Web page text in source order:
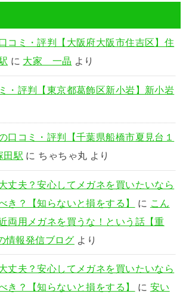
コミ・評判【大阪府大阪市住吉区】住
に 大家 一晶 より
・評判【東京都葛飾区新小岩】新小岩
口コミ・評判【千葉県船橋市夏見台１
田駅 に ちゃちゃ丸 より
丈夫？安心してメガネを買いたいなら
き？【知らないと損をする】
に こん
両用メガネを買うな！という話【重
情報発信ブログ より
丈夫？安心してメガネを買いたいなら
き？【知らないと損をする】
に 安い